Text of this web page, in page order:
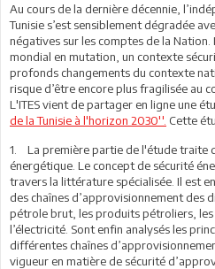
Au cours de la dernière décennie,
Tunisie s’est sensiblement dégradée
négatives sur les comptes de la
mondial en mutation, un contexte
profonds changements du contexte
risque d’être encore plus fragilisée au
L'ITES vient de partager en ligne une
de la Tunisie à l'horizon 2030''. Cette
1. La première partie de l'étude traite
énergétique. Le concept de sécurité
travers la littérature spécialisée. Il est
des chaînes d’approvisionnement des
pétrole brut, les produits pétroliers,
l’électricité. Sont enfin analysés les
différentes chaînes
vigueur en matière de sécurité